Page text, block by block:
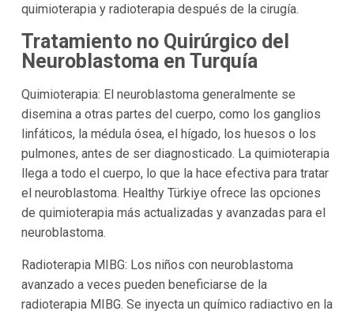
quimioterapia y radioterapia después de la cirugía.
Tratamiento no Quirúrgico del
Neuroblastoma en Turquía
Quimioterapia: El neuroblastoma generalmente se
disemina a otras partes del cuerpo, como los ganglios
linfáticos, la médula ósea, el hígado, los huesos o los
pulmones, antes de ser diagnosticado. La quimioterapia
llega a todo el cuerpo, lo que la hace efectiva para tratar
el neuroblastoma. Healthy Türkiye ofrece las opciones
de quimioterapia más actualizadas y avanzadas para el
neuroblastoma.
Radioterapia MIBG: Los niños con neuroblastoma
avanzado a veces pueden beneficiarse de la
radioterapia MIBG. Se inyecta un químico radiactivo en la